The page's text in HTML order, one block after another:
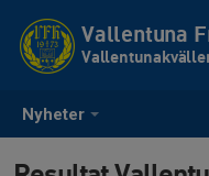
Nyheter
Vallentuna